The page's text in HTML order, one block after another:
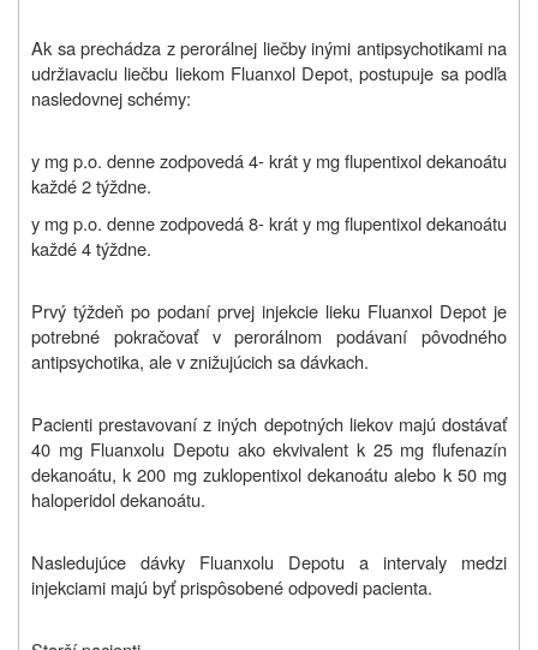
Ak sa prechádza z perorálnej liečby inými antipsychotikami na
udržiavaciu liečbu liekom Fluanxol Depot, postupuje sa podľa
nasledovnej schémy:
y mg p.o. denne zodpovedá 4- krát y mg flupentixol dekanoátu
každé 2 týždne.
y mg p.o. denne zodpovedá 8- krát y mg flupentixol dekanoátu
každé 4 týždne.
Prvý týždeň po podaní prvej injekcie lieku Fluanxol Depot je
potrebné pokračovať v perorálnom podávaní pôvodného
antipsychotika, ale v znižujúcich sa dávkach.
Pacienti prestavovaní z iných depotných liekov majú dostávať
40 mg Fluanxolu Depotu ako ekvivalent k 25 mg flufenazín
dekanoátu, k 200 mg zuklopentixol dekanoátu alebo k 50 mg
haloperidol dekanoátu.
Nasledujúce dávky Fluanxolu Depotu a intervaly medzi
injekciami majú byť prispôsobené odpovedi pacienta.